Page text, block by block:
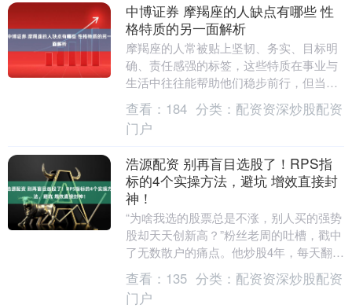
中博证券 摩羯座的人缺点有哪些 性
格特质的另一面解析
摩羯座的人常被贴上坚韧、务实、目标明
确、责任感强的标签，这些特质在事业与
生活中往往能帮助他们稳步前行，但当深
入观察其性格全貌时，也会发现一些在特
定情境下显现的缺....
查看： 184 分类： 配资资深炒股配资
门户
浩源配资 别再盲目选股了！RPS指
标的4个实操方法，避坑 增效直接封
神！
“为啥我选的股票总是不涨，别人买的强势
股却天天创新高？”粉丝老周的吐槽，戳中
了无数散户的痛点。他炒股4年，每天翻遍
行情软件，盯着K线图看半天，选出来的
股票不是横....
查看： 135 分类： 配资资深炒股配资
门户